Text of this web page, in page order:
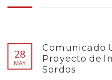
28
MAY
Comunicado
Proyecto de
Sordos